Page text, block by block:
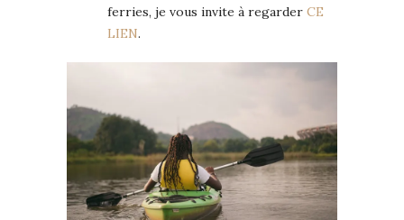
ferries, je vous invite à regarder CE
LIEN.